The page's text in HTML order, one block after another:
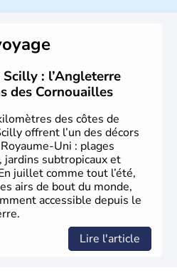
quatre nations constitutives du
de plus de 50 millions
constitue à elle seule, près de
Le pays s’est créé au
nom desAngles
terres. Première démocratie
elle doit son développement à
siècle.
: l’Angleterre
des Cornouailles
des côtes de
offrent l’un des décors
Uni : plages
jardins subtropicaux et
juillet comme tout l’été,
airs de bout du monde,
accessible depuis le
Lire l'article